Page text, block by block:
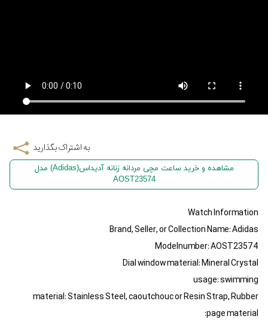
به اشتراک بگذارید
مشاهده و خرید ساعت مچی مردانه زنانه آدیداس(Adidas) مدل
AOST23574
Watch Information
Brand, Seller, or Collection Name: Adidas
Modelnumber: AOST23574
Dial window material: Mineral Crystal
usage: swimming
material: Stainless Steel, caoutchouc or Resin Strap, Rubber
page material: